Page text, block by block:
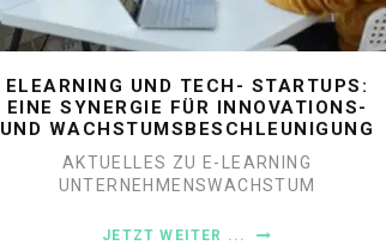
ELEARNING UND TECH- STARTUPS:
EINE SYNERGIE FÜR INNOVATIONS-
UND WACHSTUMSBESCHLEUNIGUNG
AKTUELLES ZU E-LEARNING
UNTERNEHMENSWACHSTUM
JETZT WEITER ...